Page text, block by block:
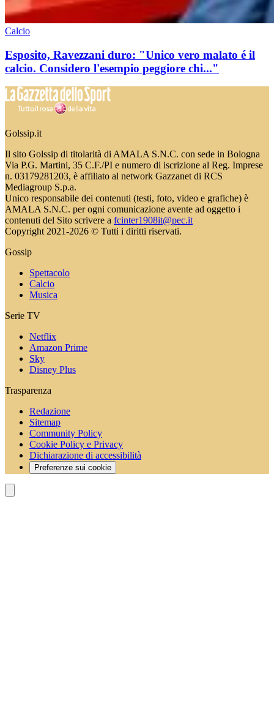
Calcio
Esposito, Ravezzani duro: "Unico vero malato é il
calcio. Considero l'esempio peggiore chi..."
Golssip.it
Il sito Golssip di titolarità di AMALA S.N.C. con sede in Bologna
Via P.G. Martini, 35 C.F./PI e numero di iscrizione al Reg. Imprese
n. 03179281203, è affiliato al network Gazzanet di RCS
Mediagroup S.p.a.
Unico responsabile dei contenuti (testi, foto, video e grafiche) è
AMALA S.N.C. per ogni comunicazione avente ad oggetto i
contenuti del Sito scrivere a fcinter1908it@pec.it
Copyright 2021-2026 © Tutti i diritti riservati.
Gossip
Spettacolo
Calcio
Musica
Serie TV
Netflix
Amazon Prime
Sky
Disney Plus
Trasparenza
Redazione
Sitemap
Community Policy
Cookie Policy e Privacy
Dichiarazione di accessibilità
Preferenze sui cookie